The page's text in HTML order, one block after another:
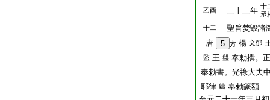
乙酉 二十二年 十
丞
十二
聖旨焚毀諸
唐
5 方 楊 文郁
監 王 盤 奉勅撰。
奉勅書。光祿大夫
耶律 鑄 奉勅篆額